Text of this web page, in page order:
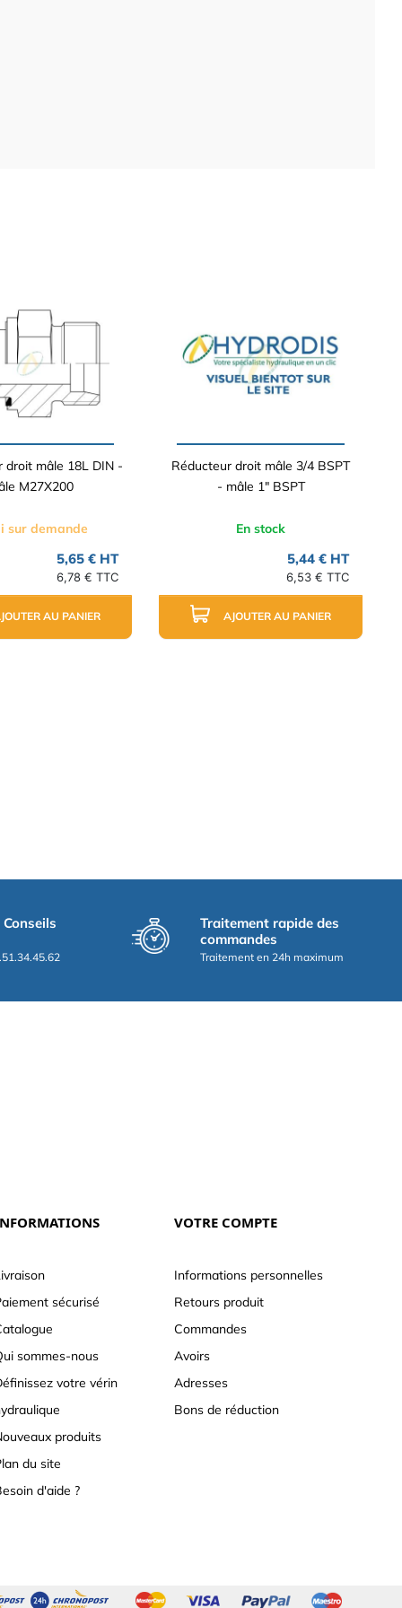
droit mâle 18L DIN -
M27X200
sur demande
5,65 € HT
6,78 € TTC
AU PANIER
Réducteur droit mâle 3/4 BSPT
- mâle 1" BSPT
En stock
5,44 € HT
6,53 € TTC
AJOUTER AU PANIER
Traitement rapide des
commandes
Traitement en 24h maximum
sécurisé
sommes-nous
votre vérin
produits
du site
d'aide ?
VOTRE COMPTE
Informations personnelles
Retours produit
Commandes
Avoirs
Adresses
Bons de réduction